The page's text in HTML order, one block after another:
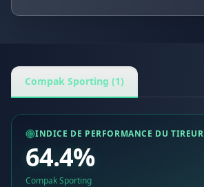
Compak Sporting (1)
INDICE DE PERFORMANCE DU TIREUR
64.4%
Compak Sporting